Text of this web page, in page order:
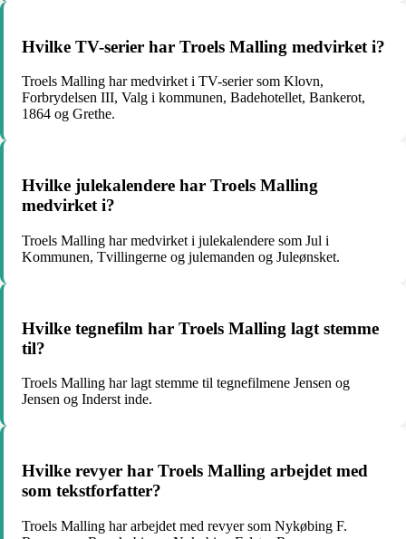
Hvilke TV-serier har Troels Malling medvirket i?
Troels Malling har medvirket i TV-serier som Klovn,
Forbrydelsen III, Valg i kommunen, Badehotellet, Bankerot,
1864 og Grethe.
Hvilke julekalendere har Troels Malling
medvirket i?
Troels Malling har medvirket i julekalendere som Jul i
Kommunen, Tvillingerne og julemanden og Juleønsket.
Hvilke tegnefilm har Troels Malling lagt stemme
til?
Troels Malling har lagt stemme til tegnefilmene Jensen og
Jensen og Inderst inde.
Hvilke revyer har Troels Malling arbejdet med
som tekstforfatter?
Troels Malling har arbejdet med revyer som Nykøbing F.